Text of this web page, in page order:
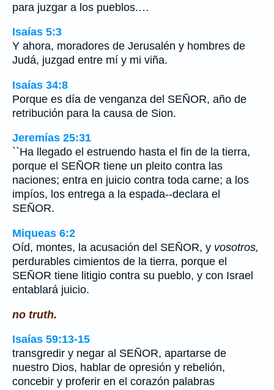
para juzgar a los pueblos.…
Isaías 5:3
Y ahora, moradores de Jerusalén y hombres de
Judá, juzgad entre mí y mi viña.
Isaías 34:8
Porque es día de venganza del SEÑOR, año de
retribución para la causa de Sion.
Jeremías 25:31
``Ha llegado el estruendo hasta el fin de la tierra,
porque el SEÑOR tiene un pleito contra las
naciones; entra en juicio contra toda carne; a los
impíos, los entrega a la espada--declara el
SEÑOR.
Miqueas 6:2
Oíd, montes, la acusación del SEÑOR, y vosotros,
perdurables cimientos de la tierra, porque el
SEÑOR tiene litigio contra su pueblo, y con Israel
entablará juicio.
no truth.
Isaías 59:13-15
transgredir y negar al SEÑOR, apartarse de
nuestro Dios, hablar de opresión y rebelión,
concebir y proferir en el corazón palabras